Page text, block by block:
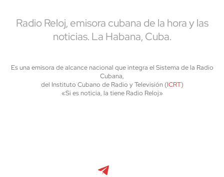
Radio Reloj, emisora cubana de la hora y las
noticias. La Habana, Cuba.
Es una emisora de alcance nacional que integra el Sistema de la Radio
Cubana,
del Instituto Cubano de Radio y Televisión (ICRT)
«Si es noticia, la tiene Radio Reloj»